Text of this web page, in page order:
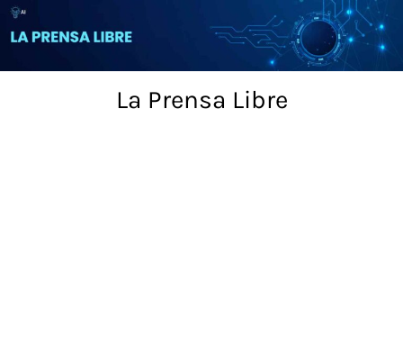
Skip
to
La Prensa Libre